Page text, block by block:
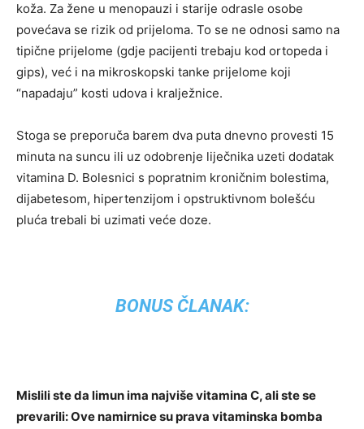
koža. Za žene u menopauzi i starije odrasle osobe
povećava se rizik od prijeloma. To se ne odnosi samo na
tipične prijelome (gdje pacijenti trebaju kod ortopeda i
gips), već i na mikroskopski tanke prijelome koji
“napadaju” kosti udova i kralježnice.
Stoga se preporuča barem dva puta dnevno provesti 15
minuta na suncu ili uz odobrenje liječnika uzeti dodatak
vitamina D. Bolesnici s popratnim kroničnim bolestima,
dijabetesom, hipertenzijom i opstruktivnom bolešću
pluća trebali bi uzimati veće doze.
BONUS ČLANAK:
Mislili ste da limun ima najviše vitamina C, ali ste se
prevarili: Ove namirnice su prava vitaminska bomba